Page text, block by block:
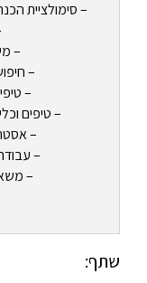
– סימולציית
–
–
–
– טיפים
–
–
–
שתף: